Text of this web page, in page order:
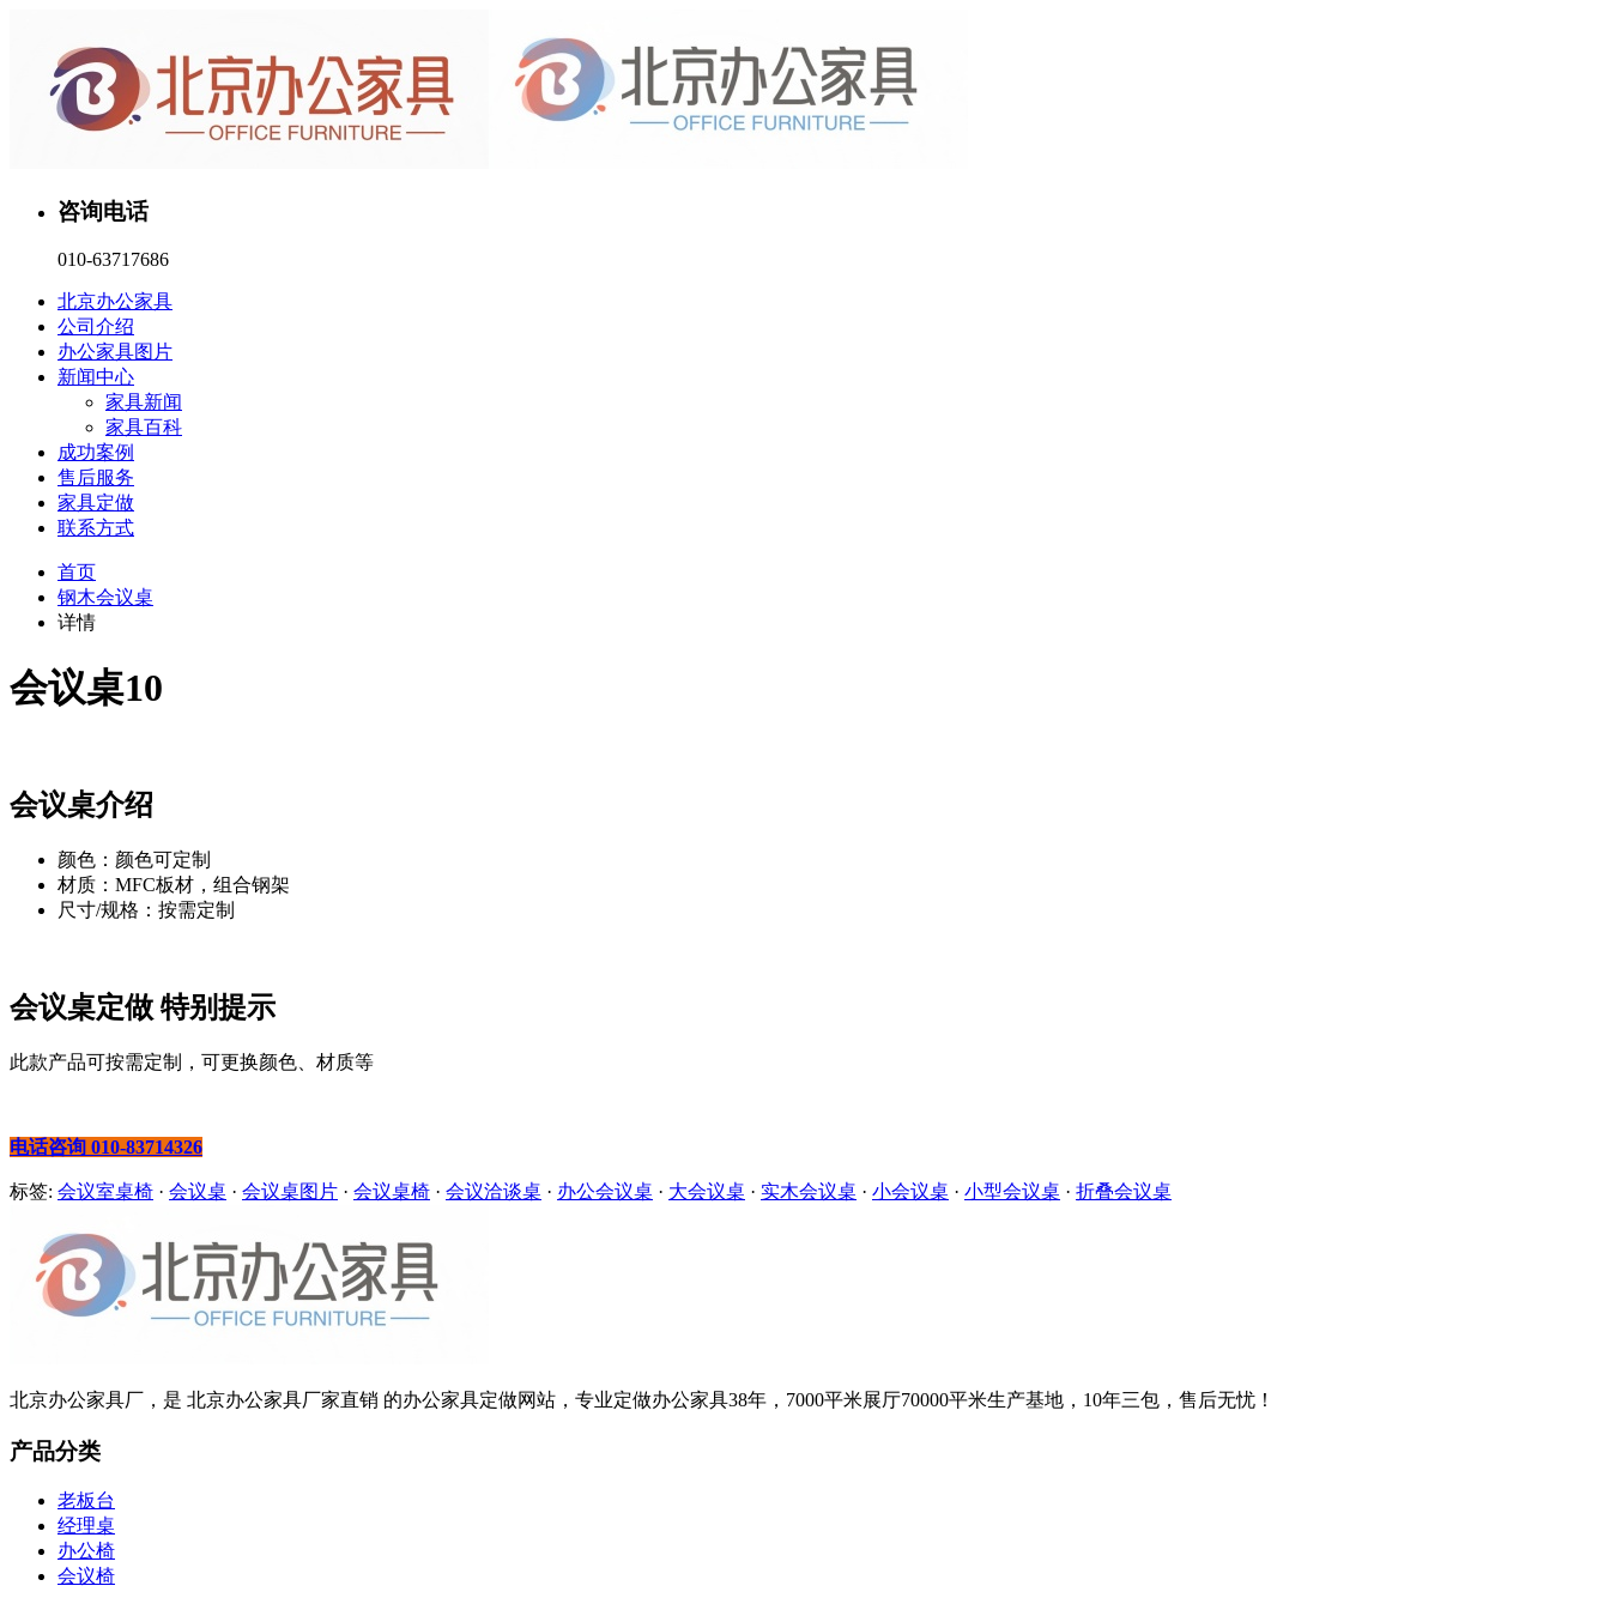
咨询电话
010-63717686
北京办公家具
公司介绍
办公家具图片
新闻中心
家具新闻
家具百科
成功案例
售后服务
家具定做
联系方式
首页
钢木会议桌
详情
会议桌10
会议桌介绍
颜色：颜色可定制
材质：MFC板材，组合钢架
尺寸/规格：按需定制
会议桌定做 特别提示
此款产品可按需定制，可更换颜色、材质等
电话咨询 010-83714326
标签: 会议室桌椅 · 会议桌 · 会议桌图片 · 会议桌椅 · 会议洽谈桌 · 办公会议桌 · 大会议桌 · 实木会议桌 · 小会议桌 · 小型会议桌 · 折叠会议桌
北京办公家具厂，是 北京办公家具厂家直销 的办公家具定做网站，专业定做办公家具38年，7000平米展厅70000平米生产基地，10年三包，售后无忧！
产品分类
老板台
经理桌
办公椅
会议椅